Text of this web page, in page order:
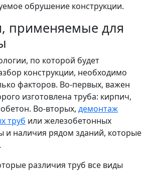
обрушение конструкции.
применяемые для
по которой будет
конструкции, необходимо
факторов. Во-первых, важен
изготовлена труба: кирпич,
Во-вторых, демонтаж
труб или железобетонных
и наличия рядом зданий, которые
различия труб все виды